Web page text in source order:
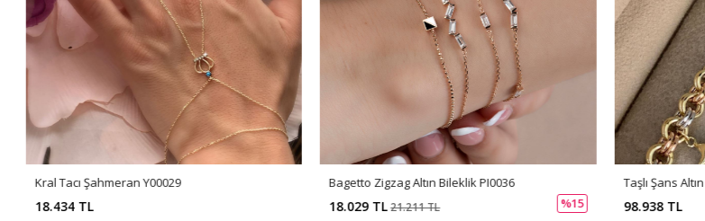
Kral Tacı Şahmeran Y00029
18.434 TL
Bagetto Zigzag Altın Bileklik PI0036
18.029 TL21.211 TL %15
Taşlı Şans
98.938 TL